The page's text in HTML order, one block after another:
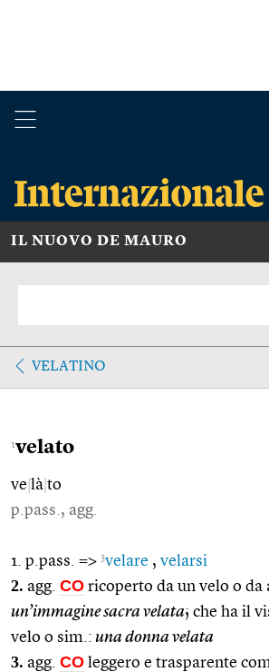
IL NUOVO DE MAURO
VELATINO
1velato
ve là to
p.pass., agg.
1. p.pass. => 3velare , velarsi
2. agg. CO ricoperto da un velo o da
un’immagine sacra velata; che ha il
velo o sim.: una donna velata
3. agg. CO leggero e trasparente